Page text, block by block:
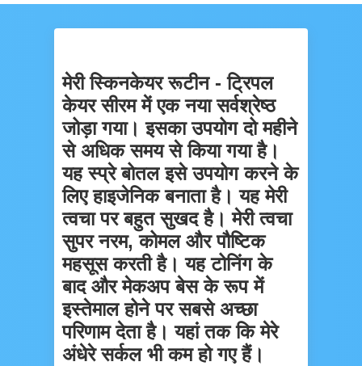
मेरी स्किनकेयर रूटीन - ट्रिपल
केयर सीरम में एक नया सर्वश्रेष्ठ
जोड़ा गया। इसका उपयोग दो महीने
से अधिक समय से किया गया है।
यह स्प्रे बोतल इसे उपयोग करने के
लिए हाइजेनिक बनाता है। यह मेरी
त्वचा पर बहुत सुखद है। मेरी त्वचा
सुपर नरम, कोमल और पौष्टिक
महसूस करती है। यह टोनिंग के
बाद और मेकअप बेस के रूप में
इस्तेमाल होने पर सबसे अच्छा
परिणाम देता है। यहां तक कि मेरे
अंधेरे सर्कल भी कम हो गए हैं।